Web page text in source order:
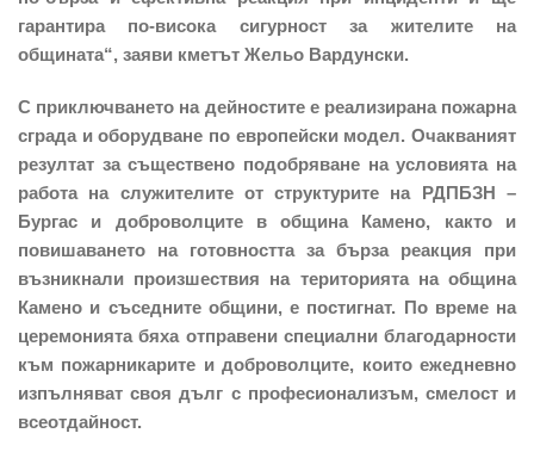
гарантира по-висока сигурност за жителите на
общината“, заяви кметът Жельо Вардунски.
С приключването на дейностите е реализирана пожарна
сграда и оборудване по европейски модел. Очакваният
резултат за съществено подобряване на условията на
работа на служителите от структурите на РДПБЗН –
Бургас и доброволците в община Камено, както и
повишаването на готовността за бърза реакция при
възникнали произшествия на територията на община
Камено и съседните общини, е постигнат. По време на
церемонията бяха отправени специални благодарности
към пожарникарите и доброволците, които ежедневно
изпълняват своя дълг с професионализъм, смелост и
всеотдайност.